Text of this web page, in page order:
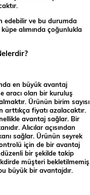
edebilir ve bu durumda
alımında çoğunlukla
en büyük avantaj
aracı olan bir kuruluş
Ürünün birim sayısı
arttıkça fiyatı azalacaktır.
avantaj sağlar. Bir
Alıcılar açısından
sağlar. Ürünün seyrek
için de bir avantaj
bir şekilde takip
müşteri bekletilmemiş
büyük bir avantajdır.